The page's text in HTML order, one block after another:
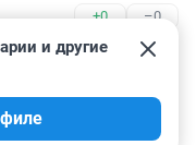
+0 –0
965 (Запор) на
и другие